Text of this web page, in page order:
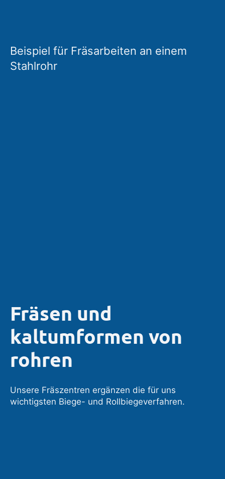
Beispiel für Fräsarbeiten an einem
Stahlrohr
Fräsen und
kaltumformen von
rohren
Unsere Fräszentren ergänzen die für uns
wichtigsten Biege- und Rollbiegeverfahren.